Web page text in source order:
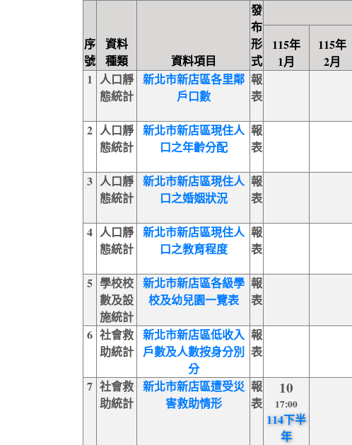
序
號
資料
種類
資料項目
發
布
形
式
115年
1月
115年
2月
1
人口靜
態統計
新北市新店區各里鄰
戶口數
報
表
2 人口靜
態統計
新北市新店區現住人
口之年齡分配
報
表
3 人口靜
態統計
新北市新店區現住人
口之婚姻狀況
報
表
4 人口靜
態統計
新北市新店區現住人
口之教育程度
報
表
5 學校校
數及設
施統計
新北市新店區各級學
校及幼兒園一覽表
報
表
6 社會救
助統計
新北市新店區低收入
戶數及人數按身分別
分
報
表
7 社會救
助統計
新北市新店區遭受災
害救助情形
報
表
10
17:00
114下半
年